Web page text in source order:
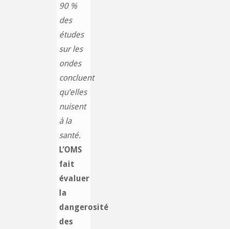
90 %
des
études
sur les
ondes
concluent
qu’elles
nuisent
à la
santé.
L’OMS
fait
évaluer
la
dangerosité
des